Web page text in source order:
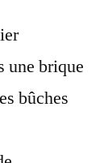
une brique
bûches